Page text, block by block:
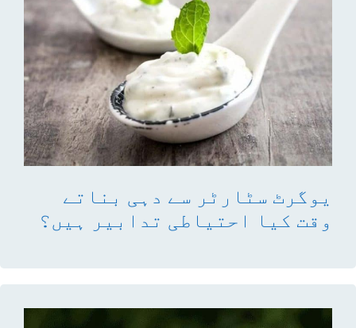
یوگرٹ سٹارٹر سے دہی بناتے
وقت کیا احتیاطی تدابیر ہیں؟